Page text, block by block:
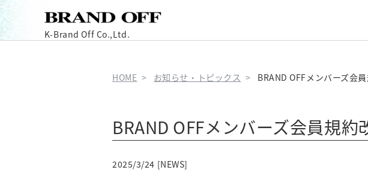
K-Brand Off Co.,Ltd.
HOME お知らせ・トピックス BRAND OFFメンバーズ会
BRAND OFFメンバーズ会員規約
2025/3/24 [NEWS]